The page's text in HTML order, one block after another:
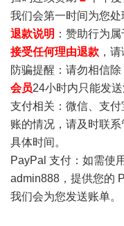
我们会第一时间为您处
退款说明 ：赞助行为
接受任何理由退款 ，
防骗提醒：请勿相信
会员24小时内只能发送
支付相关：微信、支
账的情况，请及时联
具体时间。
PayPal 支付：如需使
admin888，提供您的
我们会为您发送账单。